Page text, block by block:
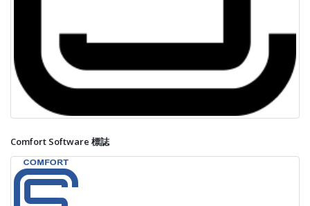
Comfort Software 標誌